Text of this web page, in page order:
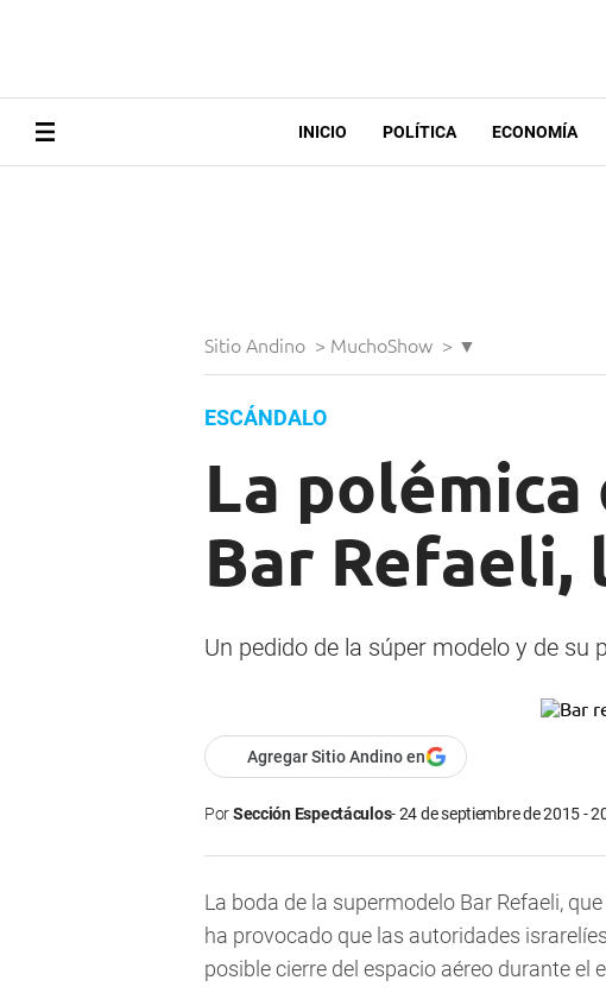
INICIO POLÍTICA ECONOMÍA
Sitio Andino > MuchoShow > ▼
ESCÁNDALO
La
Bar Refaeli,
Un pedido de la súper modelo y de su
Agregar Sitio Andino en
PorSección Espectáculos 24 de septiembre de 2015 -
La boda de la supermodelo Bar Refaeli,
ha provocado que las autoridades
posible cierre del espacio aéreo durante el